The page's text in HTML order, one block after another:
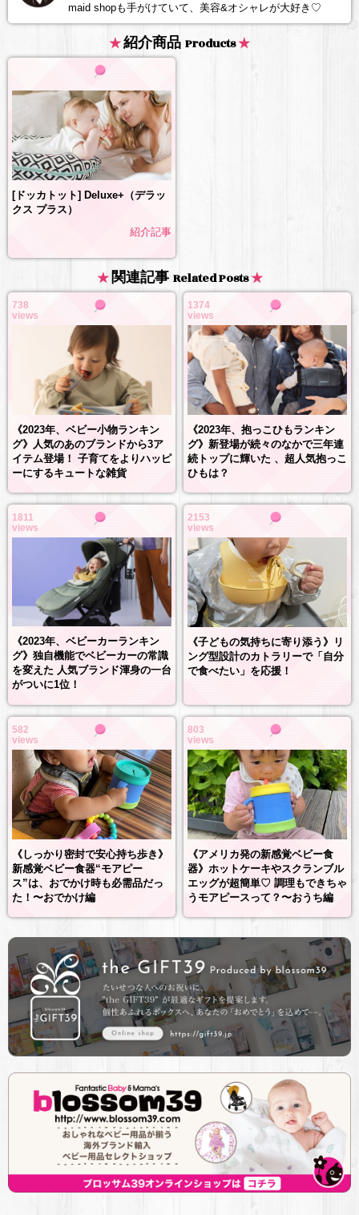
maid shopも手がけていて、美容&オシャレが大好き♡
紹介商品 Products
[ドッカトット] Deluxe+（デラッ
クス プラス）
紹介記事
関連記事 Related Posts
738
views
《2023年、ベビー小物ランキン
グ》人気のあのブランドから3ア
イテム登場！ 子育てをよりハッピ
ーにするキュートな雑貨
1374
views
《2023年、抱っこひもランキン
グ》新登場が続々のなかで三年連
続トップに輝いた 、超人気抱っこ
ひもは？
1811
views
《2023年、ベビーカーランキン
グ》独自機能でベビーカーの常識
を変えた 人気ブランド渾身の一台
がついに1位！
2153
views
《子どもの気持ちに寄り添う》リ
ング型設計のカトラリーで「自分
で食べたい」を応援！
582
views
《しっかり密封で安心持ち歩き》
新感覚ベビー食器“モアピー
ス”は、おでかけ時も必需品だっ
た！〜おでかけ編
803
views
《アメリカ発の新感覚ベビー食
器》ホットケーキやスクランブル
エッグが超簡単♡ 調理もできちゃ
うモアピースって？〜おうち編